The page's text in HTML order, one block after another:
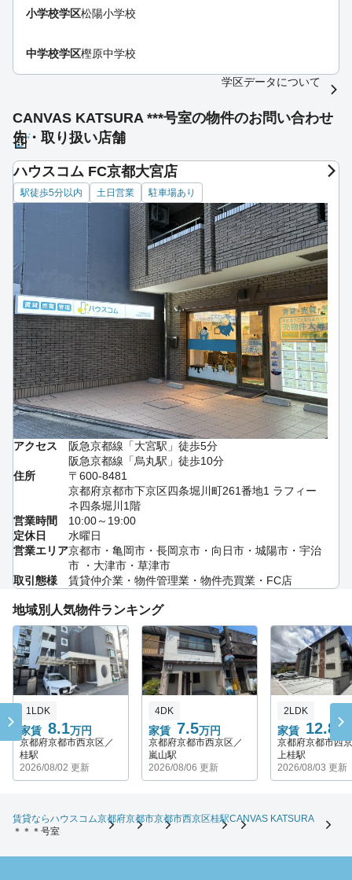
小学校学区松陽小学校
中学校学区樫原中学校
学区データについて
CANVAS KATSURA ***号室の物件のお問い合わせ
先・取り扱い店舗
ハウスコム FC京都大宮店
駅徒歩5分以内 土日営業 駐車場あり
アクセス
阪急京都線「大宮駅」徒歩5分
阪急京都線「烏丸駅」徒歩10分
住所
〒600-8481
京都府京都市下京区四条堀川町261番地1 ラフィー
ネ四条堀川1階
営業時間
10:00～19:00
定休日
水曜日
営業エリア京都市・亀岡市・長岡京市・向日市・城陽市・宇治
市 ・大津市・草津市
取引態様
賃貸仲介業・物件管理業・物件売買業・FC店
地域別人気物件ランキング
家賃 8.1万円
1LDK
京都府京都市西京区／
桂駅
2026/08/02 更新
家賃 7.5万円
4DK
京都府京都市西京区／
嵐山駅
2026/08/06 更新
家賃 12.8 万
2LDK
京都府京都市西
上桂駅
2026/08/03 更新
賃貸ならハウスコム京都府京都市京都市西京区桂駅CANVAS KATSURA
＊＊＊号室